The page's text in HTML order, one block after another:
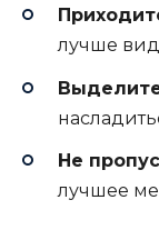
лучше
Выделите
Не
лучшее